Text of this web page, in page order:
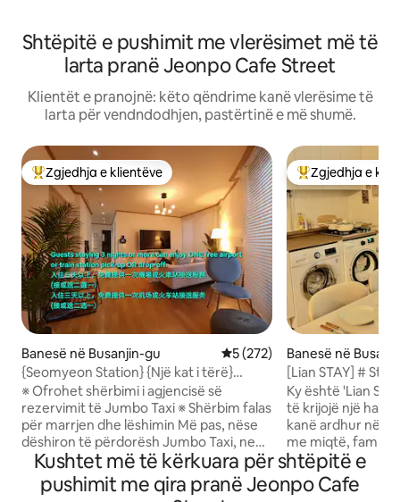
Shtëpitë e pushimit me vlerësimet më të
larta pranë Jeonpo Cafe Street
Klientët e pranojnë: këto qëndrime kanë vlerësime të
larta për vendndodhjen, pastërtinë e më shumë.
Më të mirat e zgjedhjeve të klientëve
Zgjedhja e klientëve
Banesë në Busanjin-gu Vlerësimi mesatar 5 nga 5,
5 (272)
{Seomyeon Station} {Një kat i tërë}
Ashensor#2 minuta nga Seomyeon
Station, 8 minuta nga rruga e kafeneve
Jeonpo#3 net ose më shumë: 1 falas
gjatë marrjes dhe lënies
※ Ofrohet shërbimi i agjencisë së
rezervimit të Jumbo Taxi ※ Shërbim falas
për marrjen dhe lëshimin Më pas, nëse
dëshiron të përdorësh Jumbo Taxi, ne
do të ofrojmë një shërbim rezervimi në
emrin tënd. Ne do të të ofrojmë një
çmim më të ulët se Cluck. Ka disa
Më të mirat e
Zgjedhja e
Banesë në Busan
[Lian STAY] #
Jeonpo # Oborr
katin 1 X # 3
krevate dopio
Jeonpo
Ky është 'Lian
të krijojë një
kanë ardhur në
me miqtë,
Koha e kaluar në
përgatit me kujdes Shpresoj të
lumtur💛 10 minuta më këmbë ♥ nga
Kushtet më të kërkuara për shtëpitë e
pushimit me qira pranë Jeonpo Cafe